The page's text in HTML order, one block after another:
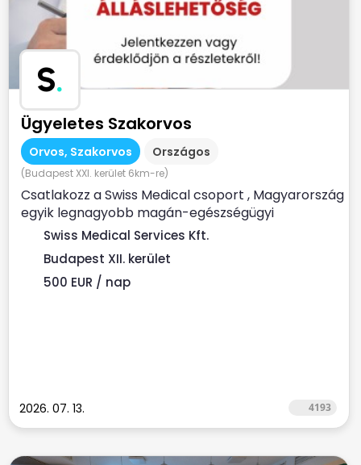
S.
Ügyeletes Szakorvos
Orvos, Szakorvos Országos
(Budapest XXI. kerület 6km-re)
Csatlakozz a Swiss Medical csoport , Magyarország
egyik legnagyobb magán-egészségügyi
szolgáltatójához ...
Swiss Medical Services Kft.
Budapest XII. kerület
500 EUR / nap
2026. 07. 13. 4193